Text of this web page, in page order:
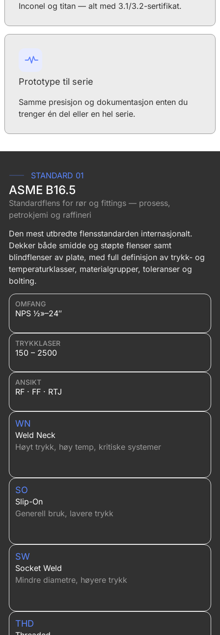
Inconel og titan — alt med 3.1/3.2-sertifikat.
Prototype til serie
Samme presisjon og dokumentasjon enten du
trenger én del eller en hel serie.
STANDARD 01
ASME B16.5
Standardflens for rør og fittings — prosess,
petrokjemi og raffineri
Den mest utbredte flensstandarden internasjonalt.
Dekker både smidde og støpte flenser samt
blindflenser av plate, med full definisjon av trykk- og
temperaturklasser, materialgrupper, toleranser og
bolting.
OMFANG
NPS ½»–24″
TRYKKLASER
150 – 2500
ANSIKT
RF · FF · RTJ
WN
Weld Neck
Høyt trykk, høy temp, kritiske systemer
SO
Slip-On
Generell bruk, lavere trykk
SW
Socket Weld
Mindre diametre, høyere trykk
THD